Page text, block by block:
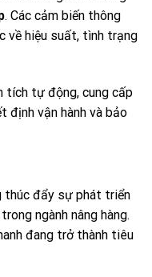
. Các cảm biến thông
về hiệu suất, tình trạng
tích tự động, cung cấp
định vận hành và bảo
thúc đẩy sự phát triển
ngành nâng hàng.
đang trở thành tiêu